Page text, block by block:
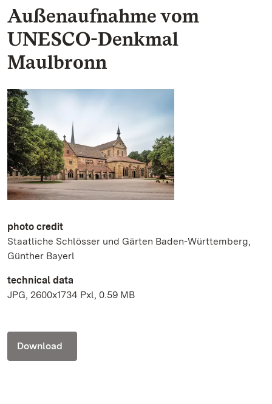
Außenaufnahme vom
UNESCO-Denkmal
Maulbronn
photo credit
Staatliche Schlösser und Gärten Baden-Württemberg,
Günther Bayerl
technical data
JPG, 2600x1734 Pxl, 0.59 MB
Download